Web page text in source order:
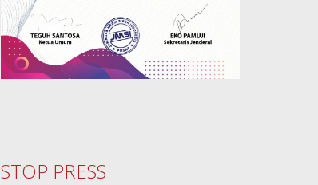
STOP PRESS